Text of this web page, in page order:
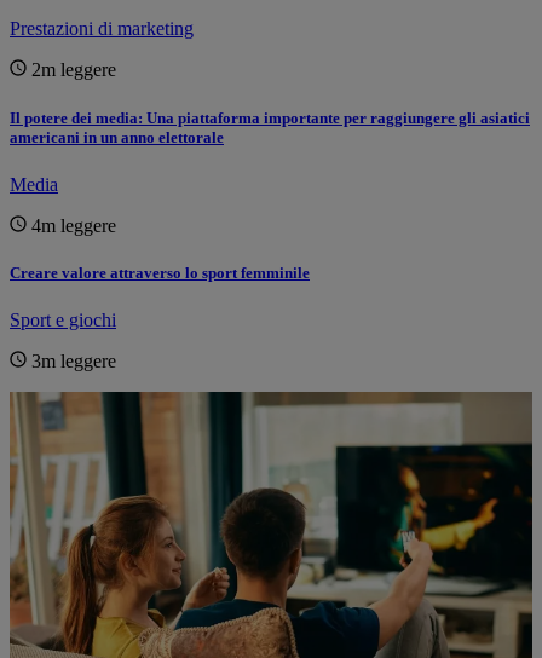
Prestazioni di marketing
2m leggere
Il potere dei media: Una piattaforma importante per raggiungere gli asiatici
americani in un anno elettorale
Media
4m leggere
Creare valore attraverso lo sport femminile
Sport e giochi
3m leggere